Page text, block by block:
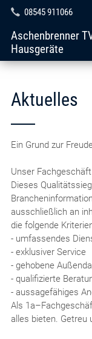
08545 911066
Aschenbrenner
Hausgeräte
Aktuelles
Ein Grund zur
Unser
Dieses
ausschließlich an
die folgende
- umfassendes
- exklusiver Service
- gehobene
- qualifizierte
- aussagefähiges
Als
alles bieten. Getreu